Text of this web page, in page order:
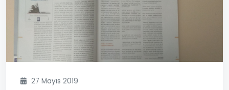
27 Mayıs 2019